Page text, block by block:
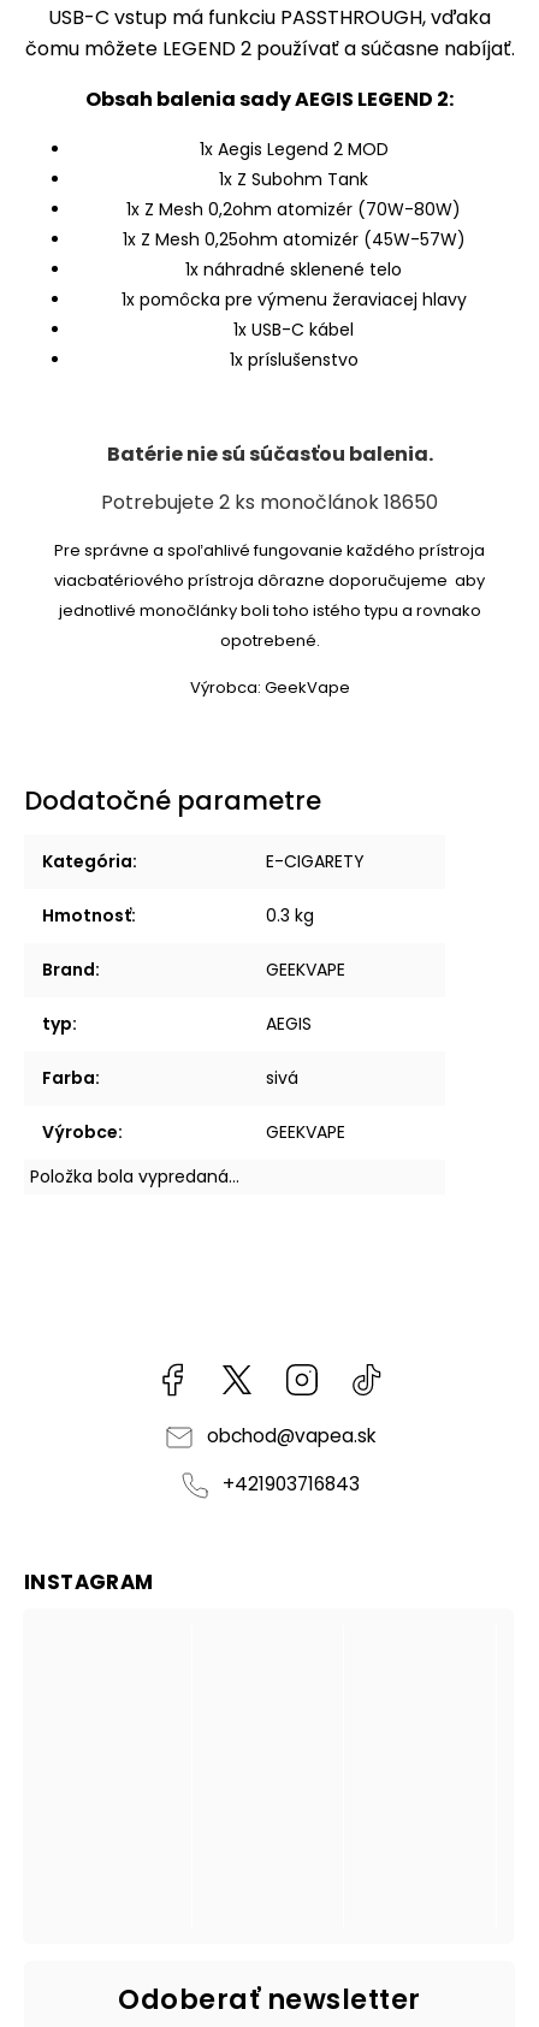
USB-C vstup má funkciu PASSTHROUGH, vďaka
čomu môžete LEGEND 2 používať a súčasne nabíjať.
Obsah balenia sady AEGIS LEGEND 2:
1x Aegis Legend 2 MOD
1x Z Subohm Tank
1x Z Mesh 0,2ohm atomizér (70W-80W)
1x Z Mesh 0,25ohm atomizér (45W-57W)
1x náhradné sklenené telo
1x pomôcka pre výmenu žeraviacej hlavy
1x USB-C kábel
1x príslušenstvo
Batérie nie sú súčasťou balenia.
Potrebujete 2 ks monočlánok 18650
Pre správne a spoľahlivé fungovanie každého prístroja
viacbatériového prístroja dôrazne doporučujeme aby
jednotlivé monočlánky boli toho istého typu a rovnako
opotrebené.
Výrobca: GeekVape
Dodatočné parametre
Kategória: E-CIGARETY
Hmotnosť: 0.3 kg
Brand: GEEKVAPE
typ: AEGIS
Farba: sivá
Výrobce:
GEEKVAPE
Položka bola vypredaná…
Facebook kzifcak85131Instagram
obchod@vapea.sk
+421903716843
INSTAGRAM
Odoberať newsletter